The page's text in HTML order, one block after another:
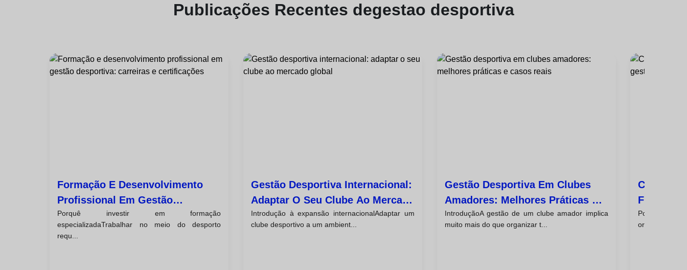
Publicações Recentes degestao desportiva
Formação E Desenvolvimento
Profissional Em Gestão
Desportiva: Carreiras E
Certificações
Porquê investir em formação
especializadaTrabalhar no meio do desporto
requ...
Gestão Desportiva Internacional:
Adaptar O Seu Clube Ao Mercado
Global
Introdução à expansão internacionalAdaptar um
clube desportivo a um ambient...
Gestão Desportiva Em Clubes
Amadores: Melhores Práticas E
Casos Reais
IntroduçãoA gestão de um clube amador implica
muito mais do que organizar t...
Como
Da Sua
Por que
organizações